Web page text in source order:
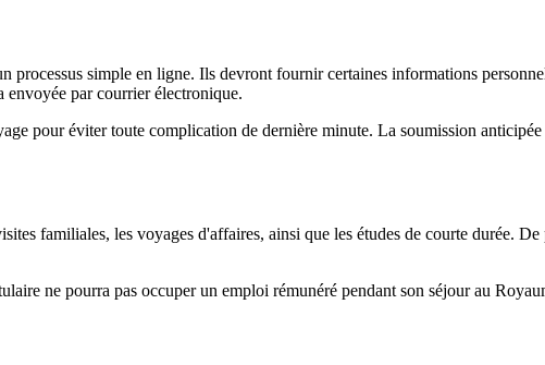
simple en ligne. Ils devront fournir certaines informations
envoyée par courrier électronique.
pour éviter toute complication de dernière minute. La soumission
familiales, les voyages d'affaires, ainsi que les études de courte durée.
ne pourra pas occuper un emploi rémunéré pendant son séjour au